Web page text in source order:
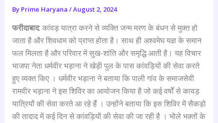
By Prime Haryana /August 2, 2024
फरीदाबाद: कांवड़ यात्रा करने से व्यक्ति जन्म मरण के बंधन से मुक्त हो
जाता है और शिवधाम को प्राप्त होता है। साथ ही अश्वमेघ यज्ञ के समान
फल मिलता है और परिवार में सुख-शांति और समृद्धि आती है। यह विचार
भाजपा नेता धर्मवीर भड़ाना ने खेड़ी पुल के पास कांवड़ियों की सेवा करते
हुए व्यक्त किए । धर्मवीर भड़ाना ने बताया कि पाली गांव के समाजसेवी
रामवीर भड़ाना ने इस शिविर का आयोजन किया है जो कई वर्षों से कावड़
यात्रियों की सेवा करते आ रहे हैं । उन्होंने बताया कि इस शिविर में सैकड़ो
की तादाद में कई दिन से कांवड़ियों की सेवा की जा रही है । भोले भक्तों के